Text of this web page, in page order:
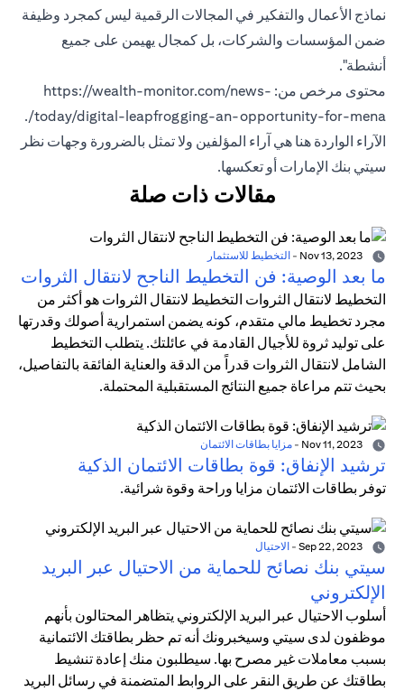
نماذج الأعمال والتفكير في المجالات الرقمية ليس كمجرد وظيفة
ضمن المؤسسات والشركات، بل كمجال يهيمن على جميع
أنشطة".
محتوى مرخص من: https://wealth-monitor.com/news-
today/digital-leapfrogging-an-opportunity-for-mena/.
الآراء الواردة هنا هي آراء المؤلفين ولا تمثل بالضرورة وجهات نظر
سيتي بنك الإمارات أو تعكسها.
مقالات ذات صلة
- التخطيط للاستثمار
ما بعد الوصية: فن التخطيط الناجح لانتقال الثروات
التخطيط لانتقال الثروات التخطيط لانتقال الثروات هو أكثر من
مجرد تخطيط مالي متقدم، كونه يضمن استمرارية أصولك وقدرتها
على توليد ثروة للأجيال القادمة في عائلتك. يتطلب التخطيط
الشامل لانتقال الثروات قدراً من الدقة والعناية الفائقة بالتفاصيل،
بحيث تتم مراعاة جميع النتائج المستقبلية المحتملة.
- مزايا بطاقات الائتمان
ترشيد الإنفاق: قوة بطاقات الائتمان الذكية
توفر بطاقات الائتمان مزايا وراحة وقوة شرائية.
- الاحتيال
سيتي بنك نصائح للحماية من الاحتيال عبر البريد
الإلكتروني
أسلوب الاحتيال عبر البريد الإلكتروني يتظاهر المحتالون بأنهم
موظفون لدى سيتي وسيخبرونك أنه تم حظر بطاقتك الائتمانية
بسبب معاملات غير مصرح بها. سيطلبون منك إعادة تنشيط
بطاقتك عن طريق النقر على الروابط المتضمنة في رسائل البريد